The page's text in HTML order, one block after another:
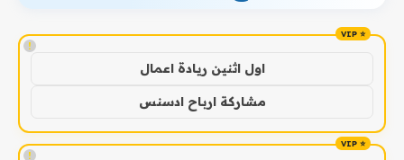
!
اول اثنين ريادة اعمال
مشاركة ارباح ادسنس
!